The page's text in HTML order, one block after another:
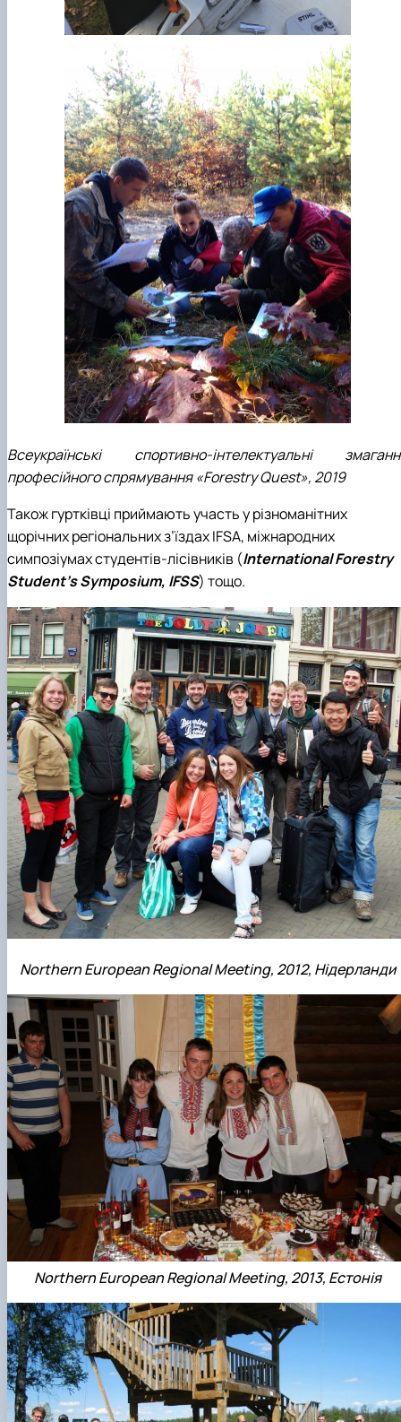
Всеукраїнські спортивно-інтелектуальні
професійного спрямування «Forestry Quest», 2019
Також гуртківці приймають участь у різноманітних
щорічних регіональних з’їздах IFSA, міжнародних
симпозіумах студентів-лісівників (International Forestry
Student’s Symposium, IFSS) тощо.
Northern European Regional Meeting, 2012, Нідерланди
Northern European Regional Meeting, 2013, Естонія